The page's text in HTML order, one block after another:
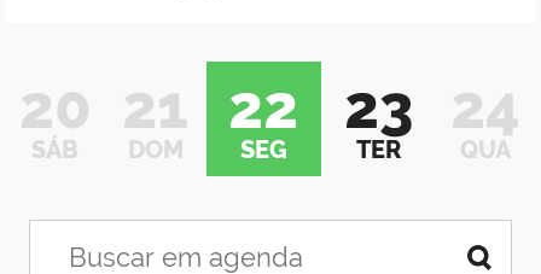
20
SÁB
21
DOM
22
SEG
23
TER
24
QUA